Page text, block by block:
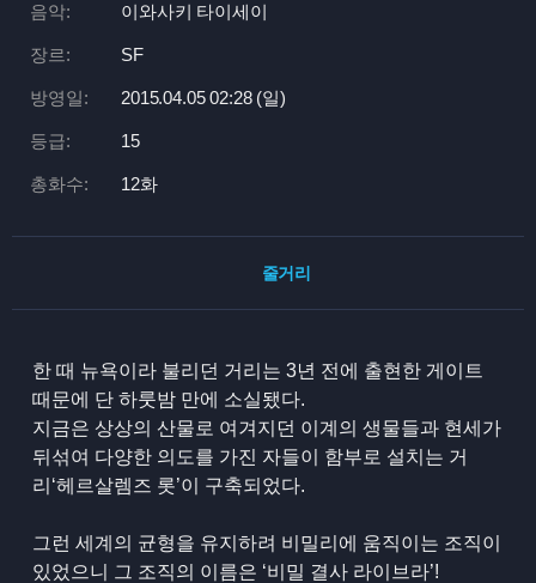
음악: 이와사키 타이세이
장르: SF
방영일: 2015.04.05 02:28 (일)
등급: 15
총화수: 12화
줄거리
한 때 뉴욕이라 불리던 거리는 3년 전에 출현한 게이트
때문에 단 하룻밤 만에 소실됐다.
지금은 상상의 산물로 여겨지던 이계의 생물들과 현세가
뒤섞여 다양한 의도를 가진 자들이 함부로 설치는 거
리‘헤르살렘즈 롯’이 구축되었다.
그런 세계의 균형을 유지하려 비밀리에 움직이는 조직이
있었으니 그 조직의 이름은 ‘비밀 결사 라이브라’!